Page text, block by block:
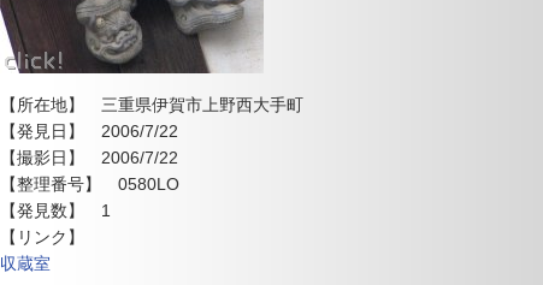
【所在地】 三重県伊賀市上野西大手町
【発見日】 2006/7/22
【撮影日】 2006/7/22
【整理番号】 0580LO
【発見数】 1
【リンク】
収蔵室